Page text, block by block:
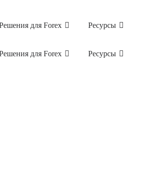
для Forex Ресурсы
для Forex Ресурсы